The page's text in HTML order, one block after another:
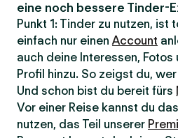
eine noch bessere Tinder-
Punkt 1: Tinder zu nutzen, ist
einfach nur einenAccount
auch deine Interessen, Fotos
Profil hinzu. So zeigst du,
Und schon bist du bereit fürs
Vor einer Reise kannst du das
nutzen, das Teil unserer